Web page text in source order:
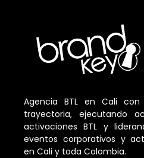
Agencia BTL en Cali
trayectoria, ejecutando
activaciones BTL y
eventos corporativos y
en Cali y toda Colombia.